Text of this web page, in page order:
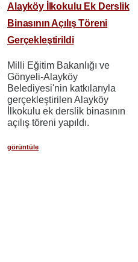
Alayköy İlkokulu Ek Derslik
Binasının Açılış Töreni
Gerçekleştirildi
Milli Eğitim Bakanlığı ve
Gönyeli-Alayköy
Belediyesi'nin katkılarıyla
gerçekleştirilen Alayköy
İlkokulu ek derslik binasının
açılış töreni yapıldı.
görüntüle